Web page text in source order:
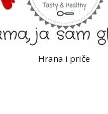
Hrana i priče